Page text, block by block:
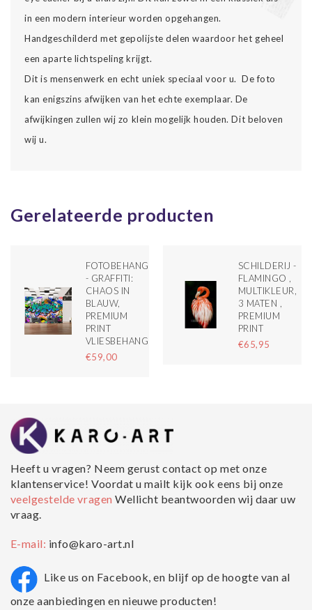
in een modern interieur worden opgehangen.
Handgeschilderd met gepolijste delen waardoor het geheel
een aparte lichtspeling krijgt.
Dit is mensenwerk en echt uniek speciaal voor u. De foto
kan enigszins afwijken van het echte exemplaar. De
afwijkingen zullen wij zo klein mogelijk houden. Dit beloven
wij u.
Gerelateerde producten
FOTOBEHANG
- GRAFFITI:
CHAOS IN
BLAUW,
PREMIUM
PRINT
VLIESBEHANG
€59,00
SCHILDERIJ -
FLAMINGO ,
MULTIKLEUR,
3 MATEN ,
PREMIUM
PRINT
€65,95
Heeft u vragen? Neem gerust contact op met onze
klantenservice! Voordat u mailt kijk ook eens bij onze
veelgestelde vragenWellicht beantwoorden wij daar uw
vraag.
E-mail: info@karo-art.nl
Like us on Facebook, en blijf op de hoogte van al
onze aanbiedingen en nieuwe producten!